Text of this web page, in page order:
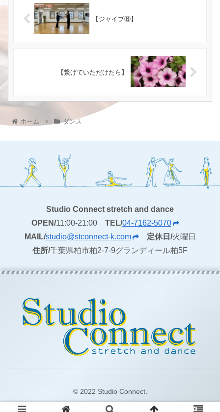
【ジャイブ⑧】
【繋げていただけたら】
ホーム ダンス
Studio Connect stretch and dance
OPEN/11:00-21:00 TEL/04-7162-5070
MAIL/studio@stconnect-k.com 定休日/火曜日
住所/千葉県柏市柏2-7-9グランディール柏5F
© 2022 Studio Connect.